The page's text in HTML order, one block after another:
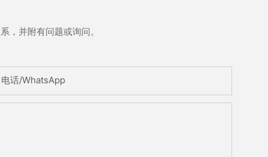
，并附有问题或询问。
电话/WhatsApp